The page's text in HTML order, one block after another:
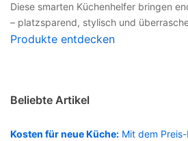
Diese smarten Küchenhelfer bringen
– platzsparend, stylisch und
Produkte entdecken
Beliebte Artikel
Kosten für neue Küche: Mit dem